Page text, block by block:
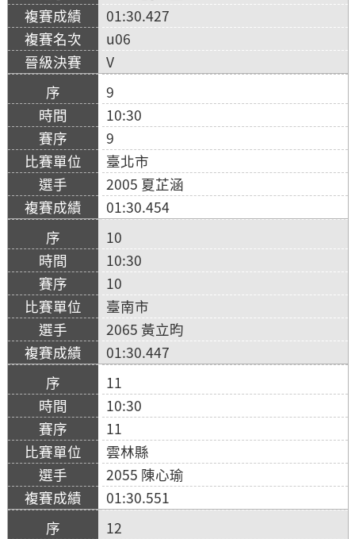
01:30.427
u06
V
9
10:30
9
臺北市
2005 夏芷涵
01:30.454
10
10:30
10
臺南市
2065 黃立昀
01:30.447
11
10:30
11
雲林縣
2055 陳心瑜
01:30.551
12